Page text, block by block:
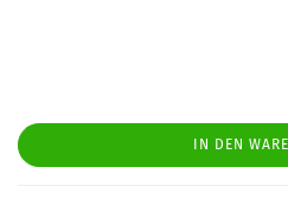
IN DEN